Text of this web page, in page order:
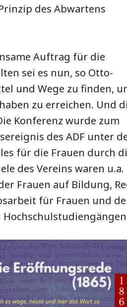
des Abwartens
Auftrag für die
sei es nun, so Otto-
und Wege zu finden,
zu erreichen. Und
Konferenz wurde zum
des ADF unter
für die Frauen durch
des Vereins waren u.a.
Frauen auf Bildung,
für Frauen und